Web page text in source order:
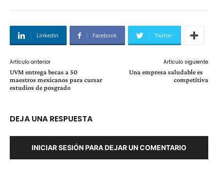
Linkedin Facebook Twitter
Artículo anterior
UVM entrega becas a 50
maestros mexicanos para cursar
estudios de posgrado
Artículo siguiente
Una empresa saludable es
competitiva
DEJA UNA RESPUESTA
INICIAR SESIÓN PARA DEJAR UN COMENTARIO